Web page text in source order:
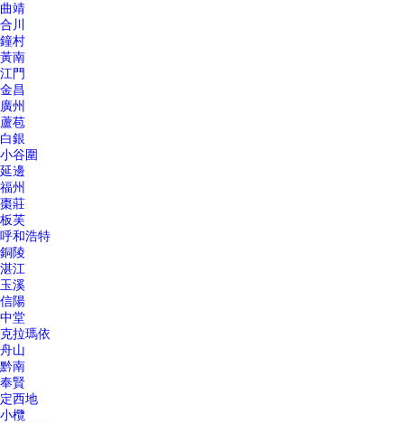
曲靖
合川
鐘村
黃南
江門
金昌
廣州
蘆苞
白銀
小谷圍
延邊
福州
棗莊
板芙
呼和浩特
銅陵
湛江
玉溪
信陽
中堂
克拉瑪依
舟山
黔南
奉賢
定西地
小欖